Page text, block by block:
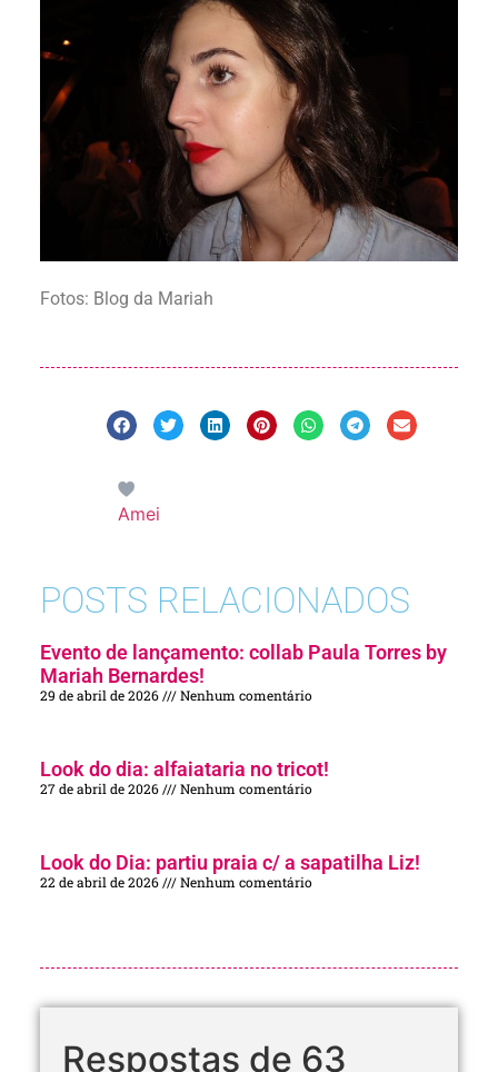
Fotos: Blog da Mariah
Amei
POSTS RELACIONADOS
Evento de lançamento: collab Paula Torres by
Mariah Bernardes!
29 de abril de 2026 Nenhum comentário
Look do dia: alfaiataria no tricot!
27 de abril de 2026 Nenhum comentário
Look do Dia: partiu praia c/ a sapatilha Liz!
22 de abril de 2026 Nenhum comentário
Respostas de 63